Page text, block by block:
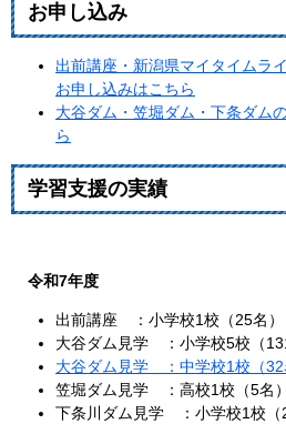
お申し込み
出前講座・新潟県マイタイムラ
お申し込みはこちら
大谷ダム・笠堀ダム・下条ダム
ら
学習支援の実績
令和7年度
出前講座 ：小学校1校（25名）
大谷ダム見学 ：小学校5校（
大谷ダム見学 ：中学校1校（32
笠堀ダム見学 ：高校1校（5名）
下条川ダム見学 ：小学校1校（